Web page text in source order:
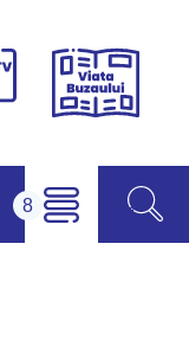
Campus
Viața